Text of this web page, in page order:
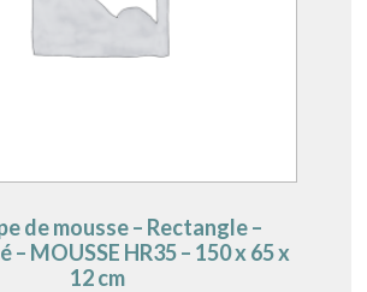
de mousse – Rectangle –
– MOUSSE HR35 – 150 x 65 x
12 cm